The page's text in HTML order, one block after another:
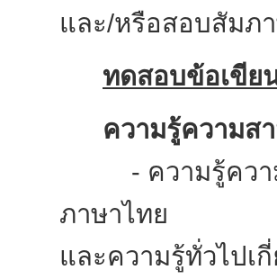
และ/หรือสอบสัมภ
ทดสอบข้อเขีย
ความรู้ความส
- ความรู้คว
ภาษาไทย
และความรู้ทั่วไปเ